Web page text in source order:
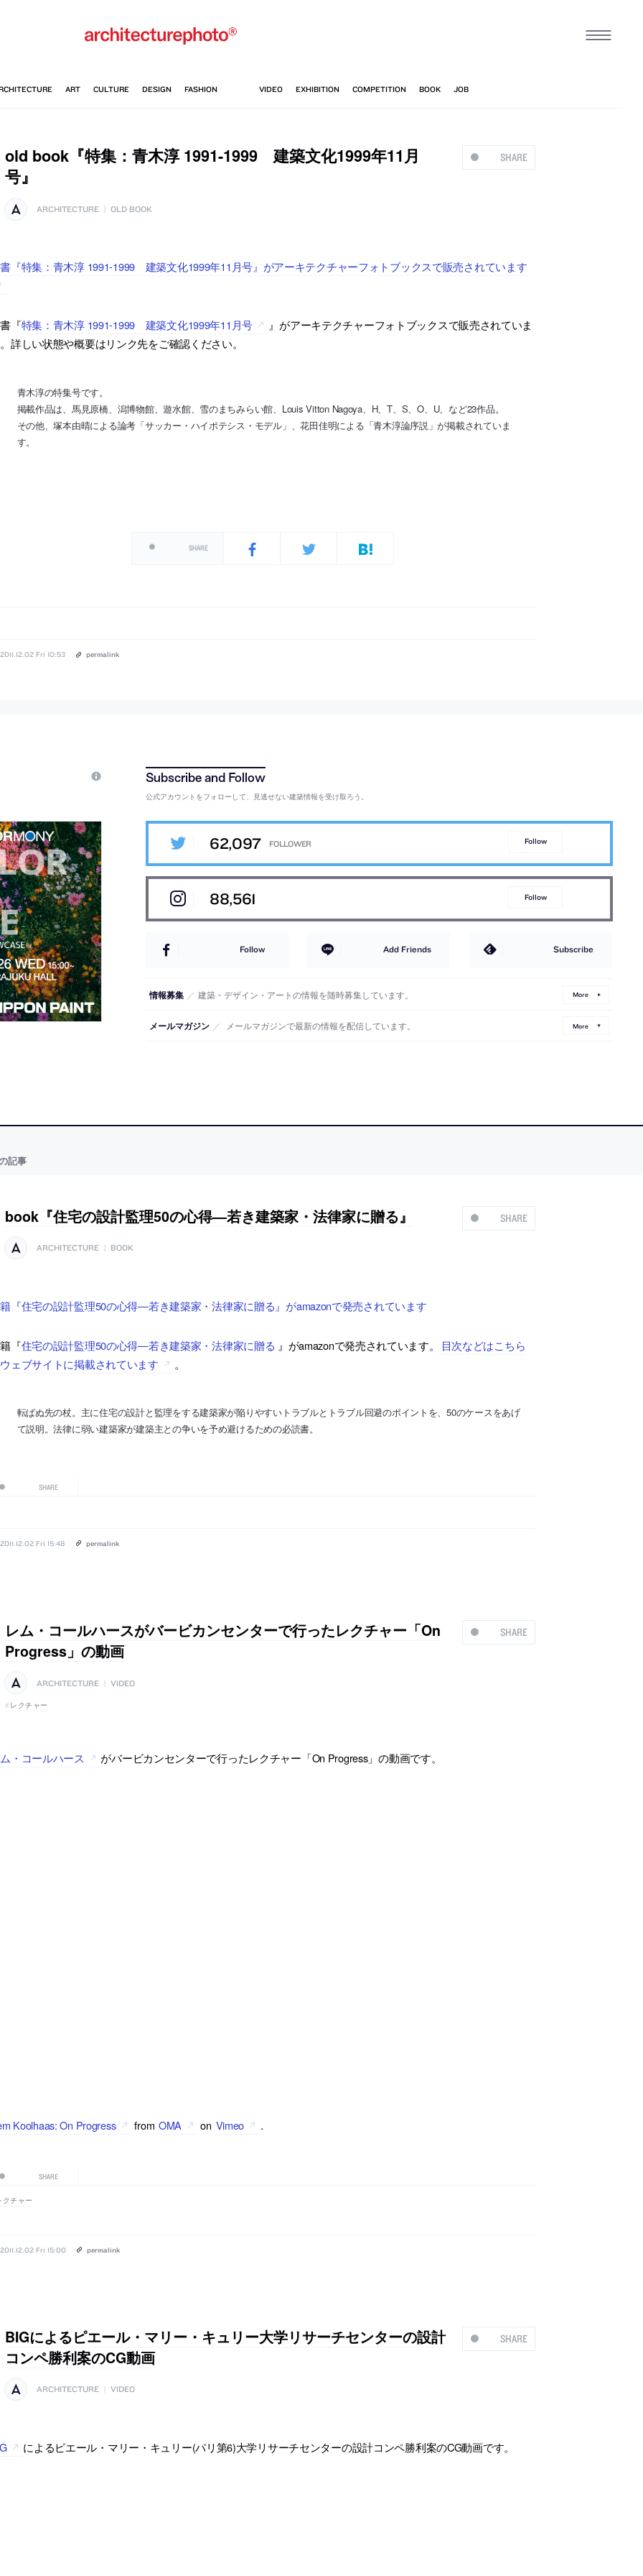
SHARE
old book『特集：青木淳 1991-1999 建築文化1999年11月
号』
ARCHITECTURE OLD BOOK
『特集：青木淳 1991-1999 建築文化1999年11月号』がアーキテクチャーフォトブックスで販売されています
『特集：青木淳 1991-1999 建築文化1999年11月号
』がアーキテクチャーフォトブックスで販売されていま
詳しい状態や概要はリンク先をご確認ください。
青木淳の特集号です。
掲載作品は、馬見原橋、潟博物館、遊水館、雪のまちみらい館、Louis Vitton Nagoya、H、T、S、O、U、など23作品。
その他、塚本由晴による論考「サッカー・ハイポテシス・モデル」、花田佳明による「青木淳論序説」が掲載されていま
す。
SHARE
2011.12.02 Fri 10:53 permalink
公式アカウントをフォローして、見逃せない建築情報を受け取ろう。
62,097 Follow
88,561 Follow
Follow Add Friends Subscribe
情報募集 ／ 建築・デザイン・アートの情報を随時募集しています。 More
メールマガジン ／ メールマガジンで最新の情報を配信しています。 More
記事
SHARE
book『住宅の設計監理50の心得―若き建築家・法律家に贈る』
ARCHITECTURE BOOK
『住宅の設計監理50の心得―若き建築家・法律家に贈る』がamazonで発売されています
『住宅の設計監理50の心得―若き建築家・法律家に贈る 』がamazonで発売されています。
目次などはこちら
ェブサイトに掲載されています
。
転ばぬ先の杖。主に住宅の設計と監理をする建築家が陥りやすいトラブルとトラブル回避のポイントを、50のケースをあげ
て説明。法律に弱い建築家が建築主との争いを予め避けるための必読書。
SHARE
2011.12.02 Fri 15:48 permalink
SHARE
レム・コールハースがバービカンセンターで行ったレクチャー「On
Progress」の動画
ARCHITECTURE | VIDEO
レクチャー
・コールハース がバービカンセンターで行ったレクチャー「On Progress」の動画です。
Koolhaas: On Progress from OMA on Vimeo .
SHARE
クチャー
2011.12.02 Fri 15:00 permalink
SHARE
BIGによるピエール・マリー・キュリー大学リサーチセンターの設計
コンペ勝利案のCG動画
ARCHITECTURE VIDEO
によるピエール・マリー・キュリー(パリ第6)大学リサーチセンターの設計コンペ勝利案のCG動画です。